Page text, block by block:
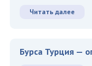
Читать далее
Бурса Турция —